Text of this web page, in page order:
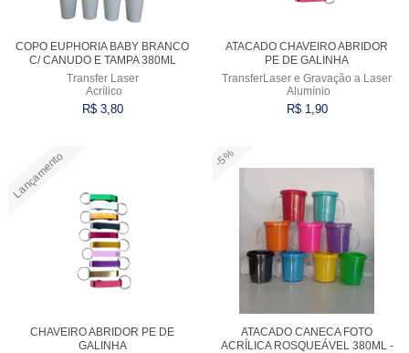
COPO EUPHORIA BABY BRANCO
C/ CANUDO E TAMPA 380ML
Transfer Laser
Acrílico
R$ 3,80
ATACADO CHAVEIRO ABRIDOR
PE DE GALINHA
TransferLaser e Gravação a Laser
Alumínio
R$ 1,90
Lançamento
CHAVEIRO ABRIDOR PE DE
GALINHA
-5%
ATACADO CANECA FOTO
ACRÍLICA ROSQUEÁVEL 380ML -